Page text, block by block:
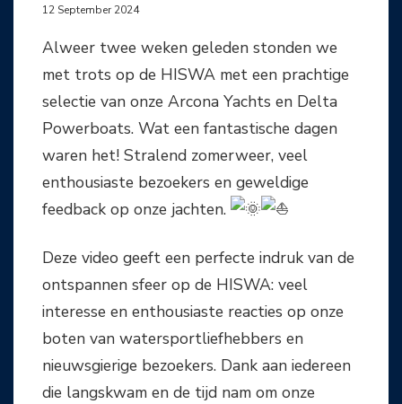
12 September 2024
Alweer twee weken geleden stonden we
met trots op de HISWA met een prachtige
selectie van onze Arcona Yachts en Delta
Powerboats. Wat een fantastische dagen
waren het! Stralend zomerweer, veel
enthousiaste bezoekers en geweldige
feedback op onze jachten.
Deze video geeft een perfecte indruk van de
ontspannen sfeer op de HISWA: veel
interesse en enthousiaste reacties op onze
boten van watersportliefhebbers en
nieuwsgierige bezoekers. Dank aan iedereen
die langskwam en de tijd nam om onze